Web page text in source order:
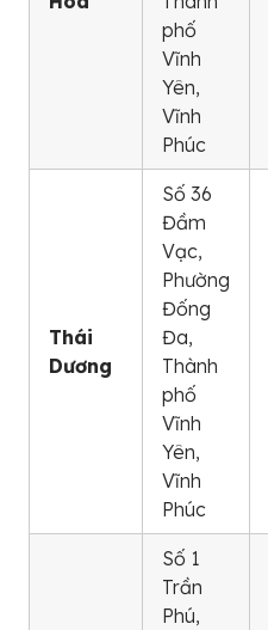
phố
Vĩnh
Yên,
Vĩnh
Phúc
Thái
Dương
Số 36
Đầm
Vạc,
Phường
Đống
Đa,
Thành
phố
Vĩnh
Yên,
Vĩnh
Phúc
Số 1
Trần
Phú,